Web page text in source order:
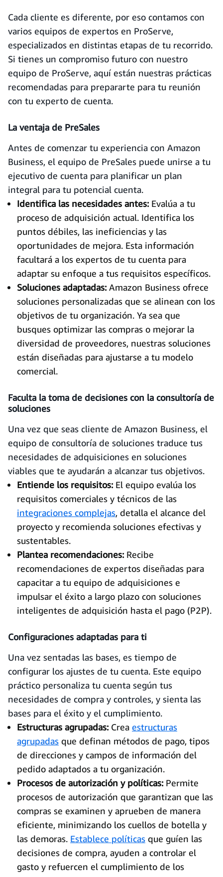
Cada cliente es diferente, por eso contamos con
varios equipos de expertos en ProServe,
especializados en distintas etapas de tu recorrido.
Si tienes un compromiso futuro con nuestro
equipo de ProServe, aquí están nuestras prácticas
recomendadas para prepararte para tu reunión
con tu experto de cuenta.
La ventaja de PreSales
Antes de comenzar tu experiencia con Amazon
Business, el equipo de PreSales puede unirse a tu
ejecutivo de cuenta para planificar un plan
integral para tu potencial cuenta.
Identifica las necesidades antes: Evalúa a tu
proceso de adquisición actual. Identifica los
puntos débiles, las ineficiencias y las
oportunidades de mejora. Esta información
facultará a los expertos de tu cuenta para
adaptar su enfoque a tus requisitos específicos.
Soluciones adaptadas:Amazon Business ofrece
soluciones personalizadas que se alinean con los
objetivos de tu organización. Ya sea que
busques optimizar las compras o mejorar la
diversidad de proveedores, nuestras soluciones
están diseñadas para ajustarse a tu modelo
comercial.
Faculta la toma de decisiones con la consultoría de
soluciones
Una vez que seas cliente de Amazon Business, el
equipo de consultoría de soluciones traduce tus
necesidades de adquisiciones en soluciones
viables que te ayudarán a alcanzar tus objetivos.
Entiende los requisitos:El equipo evalúa los
requisitos comerciales y técnicos de las
integraciones complejas, detalla el alcance del
proyecto y recomienda soluciones efectivas y
sustentables.
Plantea recomendaciones: Recibe
recomendaciones de expertos diseñadas para
capacitar a tu equipo de adquisiciones e
impulsar el éxito a largo plazo con soluciones
inteligentes de adquisición hasta el pago (P2P).
Configuraciones adaptadas para ti
Una vez sentadas las bases, es tiempo de
configurar los ajustes de tu cuenta. Este equipo
práctico personaliza tu cuenta según tus
necesidades de compra y controles, y sienta las
bases para el éxito y el cumplimiento.
Estructuras agrupadas: Crea estructuras
agrupadas que definan métodos de pago, tipos
de direcciones y campos de información del
pedido adaptados a tu organización.
Procesos de autorización y políticas: Permite
procesos de autorización que garantizan que las
compras se examinen y aprueben de manera
eficiente, minimizando los cuellos de botella y
las demoras. Establece políticas que guíen las
decisiones de compra, ayuden a controlar el
gasto y refuercen el cumplimiento de los